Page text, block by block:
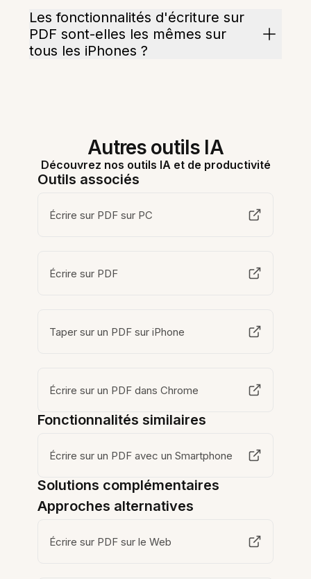
Les fonctionnalités d'écriture sur
PDF sont-elles les mêmes sur
tous les iPhones ?
Autres outils IA
Découvrez nos outils IA et de productivité
Outils associés
Écrire sur PDF sur PC
Écrire sur PDF
Taper sur un PDF sur iPhone
Écrire sur un PDF dans Chrome
Fonctionnalités similaires
Écrire sur un PDF avec un Smartphone
Solutions complémentaires
Approches alternatives
Écrire sur PDF sur le Web